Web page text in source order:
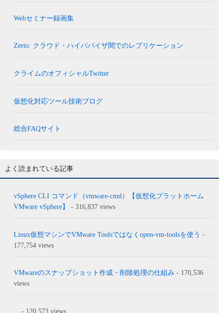
Webセミナー録画集
Zerto: クラウド・ハイパバイザ間でのレプリケーション
クライムのオフィシャルTwitter
仮想化対応ツール技術ブログ
総合FAQサイト
よく読まれている記事
vSphere CLI コマンド（vmware-cmd）【仮想化プラットホーム
VMware vSphere】
- 316,837 views
Linux仮想マシンでVMware Toolsではなくopen-vm-toolsを使う -
177,754 views
VMwareのスナップショット作成・削除処理の仕組み - 170,536
views
- 120,573 views